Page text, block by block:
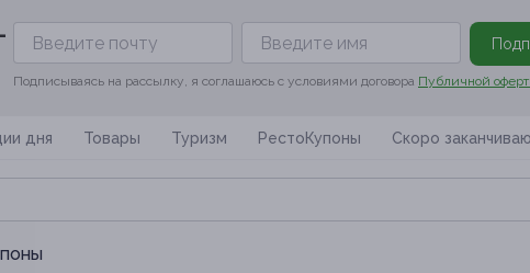
Подписываясь на рассылку, я соглашаюсь с условиями договора Публичной
дня Товары Туризм РестоКупоны Скоро